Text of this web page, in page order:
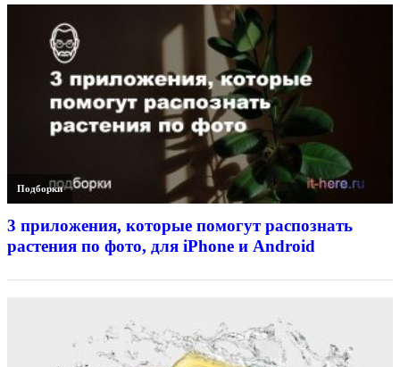
Подборки
3 приложения, которые помогут распознать
растения по фото, для iPhone и Android